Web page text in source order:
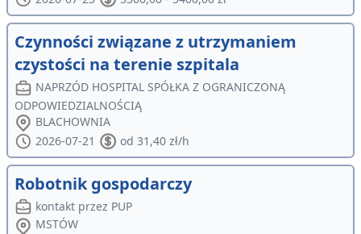
Czynności związane z utrzymaniem
czystości na terenie szpitala
NAPRZÓD HOSPITAL SPÓŁKA Z OGRANICZONĄ
ODPOWIEDZIALNOŚCIĄ
BLACHOWNIA
2026-07-21
od 31,40 zł/h
Robotnik gospodarczy
kontakt przez PUP
MSTÓW